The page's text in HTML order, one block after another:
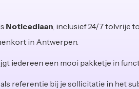
Noticediaan, inclusief 24/7 tolvrije
in Antwerpen.
iedereen een mooi pakketje in
referentie bij je sollicitatie in het